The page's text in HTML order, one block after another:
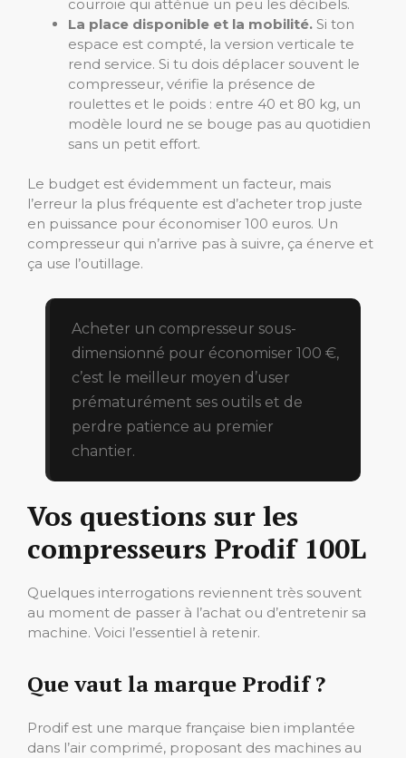
courroie qui atténue un peu les décibels.
La place disponible et la mobilité. Si ton
espace est compté, la version verticale te
rend service. Si tu dois déplacer souvent le
compresseur, vérifie la présence de
roulettes et le poids : entre 40 et 80 kg, un
modèle lourd ne se bouge pas au quotidien
sans un petit effort.
Le budget est évidemment un facteur, mais
l’erreur la plus fréquente est d’acheter trop juste
en puissance pour économiser 100 euros. Un
compresseur qui n’arrive pas à suivre, ça énerve et
ça use l’outillage.
Acheter un compresseur sous-
dimensionné pour économiser 100 €,
c’est le meilleur moyen d’user
prématurément ses outils et de
perdre patience au premier
chantier.
Vos questions sur les
compresseurs Prodif 100L
Quelques interrogations reviennent très souvent
au moment de passer à l’achat ou d’entretenir sa
machine. Voici l’essentiel à retenir.
Que vaut la marque Prodif ?
Prodif est une marque française bien implantée
dans l’air comprimé, proposant des machines au